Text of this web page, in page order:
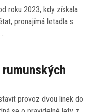
roku 2023, kdy získala
pronajímá letadla s
provoz dvou linek do